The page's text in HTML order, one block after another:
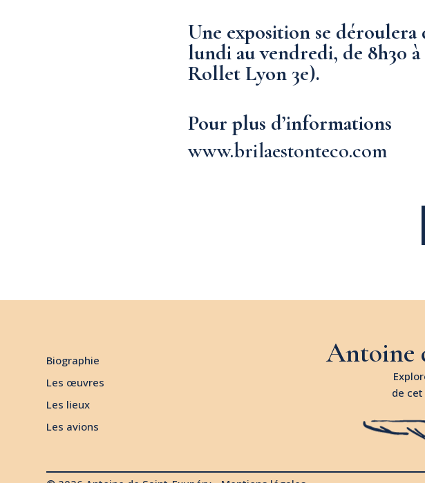
Une exposition se déroulera
lundi au vendredi, de 8h30
Rollet Lyon 3e).
Pour plus d’informations
www.brilaestonteco.com
Biographie
Les œuvres
Les lieux
Les avions
Antoine
de